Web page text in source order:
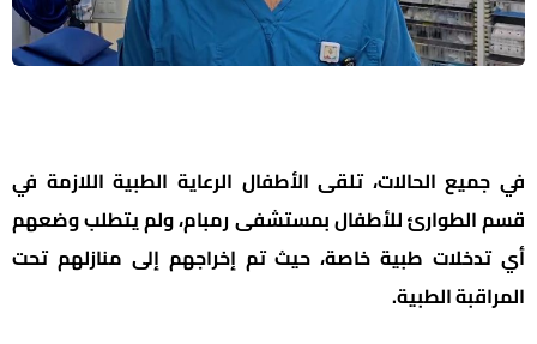
في جميع الحالات، تلقى الأطفال الرعاية الطبية اللازمة في
قسم الطوارئ للأطفال بمستشفى رمبام، ولم يتطلب وضعهم
أي تدخلات طبية خاصة، حيث تم إخراجهم إلى منازلهم تحت
المراقبة الطبية.